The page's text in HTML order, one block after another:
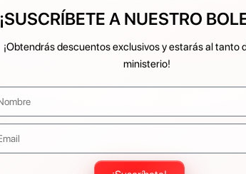
¡SUSCRÍBETE A NUESTRO
¡Obtendrás descuentos exclusivos y estarás al tanto
ministerio!